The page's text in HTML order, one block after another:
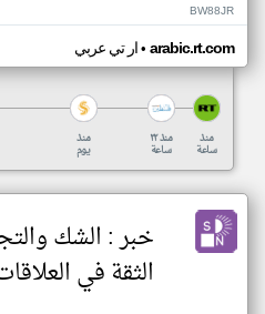
BW88JR
ار تي عربي• arabic.rt.com
منذ
يوم
منذ ٢٢
ساعة
منذ
ساعة
خبر : الشك
الثقة في